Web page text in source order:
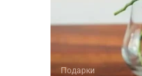
Подарки